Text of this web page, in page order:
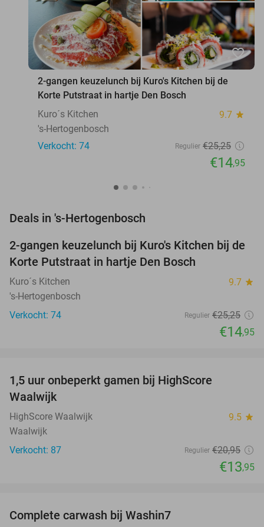
favorite_border
2-gangen keuzelunch bij Kuro's Kitchen bij de
Korte Putstraat in hartje Den Bosch
Kuro´s Kitchen
9.7 star
's-Hertogenbosch
Verkocht: 74
Regulier €25,25
€14,95
Deals in 's-Hertogenbosch
41%
NEW
TODAY
2-gangen keuzelunch bij Kuro's Kitchen bij de
Korte Putstraat in hartje Den Bosch
Kuro´s Kitchen 9.7 star
's-Hertogenbosch
Verkocht: 74
Regulier €25,25
€14,95
TODAY
1,5 uur onbeperkt gamen bij HighScore
Waalwijk
HighScore Waalwijk 9.5 star
Waalwijk
Verkocht: 87
Regulier €20,95
€13,95
Complete carwash bij Washin7